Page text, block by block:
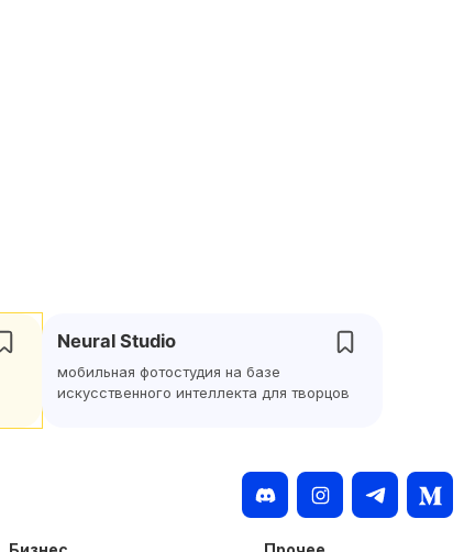
Neural Studio
мобильная фотостудия на базе
искусственного интеллекта для творцов